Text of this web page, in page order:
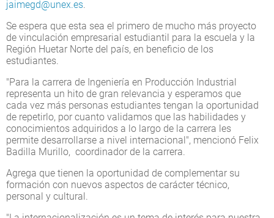
jaimegd@unex.es.
Se espera que esta sea el primero de mucho más proyecto
de vinculación empresarial estudiantil para la escuela y la
Región Huetar Norte del país, en beneficio de los
estudiantes.
"Para la carrera de Ingeniería en Producción Industrial
representa un hito de gran relevancia y esperamos que
cada vez más personas estudiantes tengan la oportunidad
de repetirlo, por cuanto validamos que las habilidades y
conocimientos adquiridos a lo largo de la carrera les
permite desarrollarse a nivel internacional", mencionó Felix
Badilla Murillo, coordinador de la carrera.
Agrega que tienen la oportunidad de complementar su
formación con nuevos aspectos de carácter técnico,
personal y cultural.